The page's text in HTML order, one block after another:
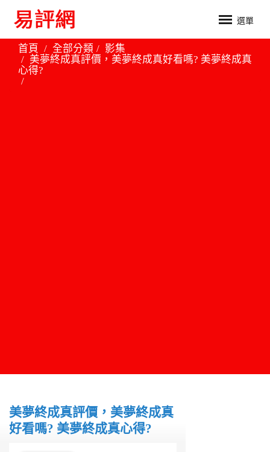
選單
首頁 全部分類
影集
美夢終成真評價，美夢終成真好看嗎? 美夢終成真
心得?
美夢終成真評價，美夢終成真
好看嗎? 美夢終成真心得?